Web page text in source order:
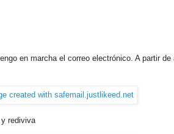
en marcha el correo electrónico. A partir
rediviva